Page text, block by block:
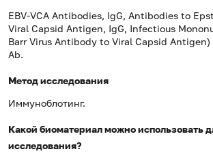
EBV-VCA Antibodies, IgG, Antibodies to
Viral Capsid Antigen, IgG, Infectious
Barr Virus Antibody to Viral Capsid Antigen)
Ab.
Метод исследования
Иммуноблотинг.
Какой биоматериал можно использовать
исследования?